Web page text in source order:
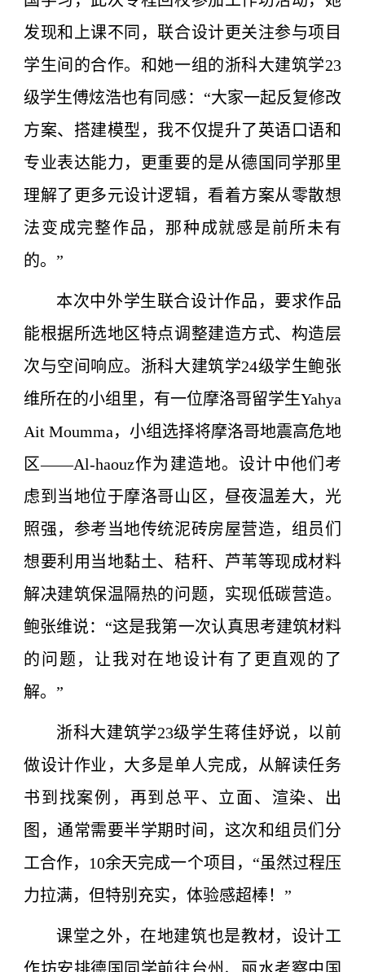
发现和上课不同，联合设计更关注参与项目
学生间的合作。和她一组的浙科大建筑学23
级学生傅炫浩也有同感：“大家一起反复修改
方案、搭建模型，我不仅提升了英语口语和
专业表达能力，更重要的是从德国同学那里
理解了更多元设计逻辑，看着方案从零散想
法变成完整作品，那种成就感是前所未有
的。”
本次中外学生联合设计作品，要求作品
能根据所选地区特点调整建造方式、构造层
次与空间响应。浙科大建筑学24级学生鲍张
维所在的小组里，有一位摩洛哥留学生Yahya
Ait Moumma，小组选择将摩洛哥地震高危地
区——Al-haouz作为建造地。设计中他们考
虑到当地位于摩洛哥山区，昼夜温差大，光
照强，参考当地传统泥砖房屋营造，组员们
想要利用当地黏土、秸秆、芦苇等现成材料
解决建筑保温隔热的问题，实现低碳营造。
鲍张维说：“这是我第一次认真思考建筑材料
的问题，让我对在地设计有了更直观的了
解。”
浙科大建筑学23级学生蒋佳妤说，以前
做设计作业，大多是单人完成，从解读任务
书到找案例，再到总平、立面、渲染、出
图，通常需要半学期时间，这次和组员们分
工合作，10余天完成一个项目，“虽然过程压
力拉满，但特别充实，体验感超棒！”
课堂之外，在地建筑也是教材，设计工